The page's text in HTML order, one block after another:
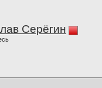
Серёгин